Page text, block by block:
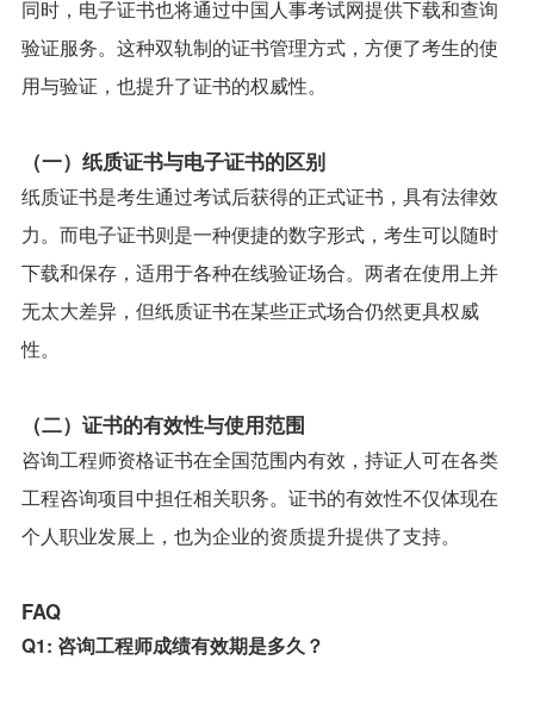
同时，电子证书也将通过中国人事考试网提供下载和查询
验证服务。这种双轨制的证书管理方式，方便了考生的使
用与验证，也提升了证书的权威性。
（一）纸质证书与电子证书的区别
纸质证书是考生通过考试后获得的正式证书，具有法律效
力。而电子证书则是一种便捷的数字形式，考生可以随时
下载和保存，适用于各种在线验证场合。两者在使用上并
无太大差异，但纸质证书在某些正式场合仍然更具权威
性。
（二）证书的有效性与使用范围
咨询工程师资格证书在全国范围内有效，持证人可在各类
工程咨询项目中担任相关职务。证书的有效性不仅体现在
个人职业发展上，也为企业的资质提升提供了支持。
FAQ
Q1: 咨询工程师成绩有效期是多久？